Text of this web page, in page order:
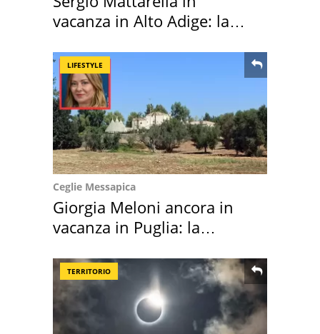
vacanza in Alto Adige: la
LIFESTYLE
Ceglie Messapica
Giorgia Meloni ancora in
vacanza in Puglia: la
TERRITORIO